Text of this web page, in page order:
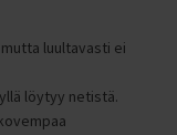
luultavasti ei
löytyy netistä.